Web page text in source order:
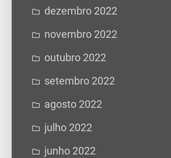
dezembro 2022
novembro 2022
outubro 2022
setembro 2022
agosto 2022
julho 2022
junho 2022